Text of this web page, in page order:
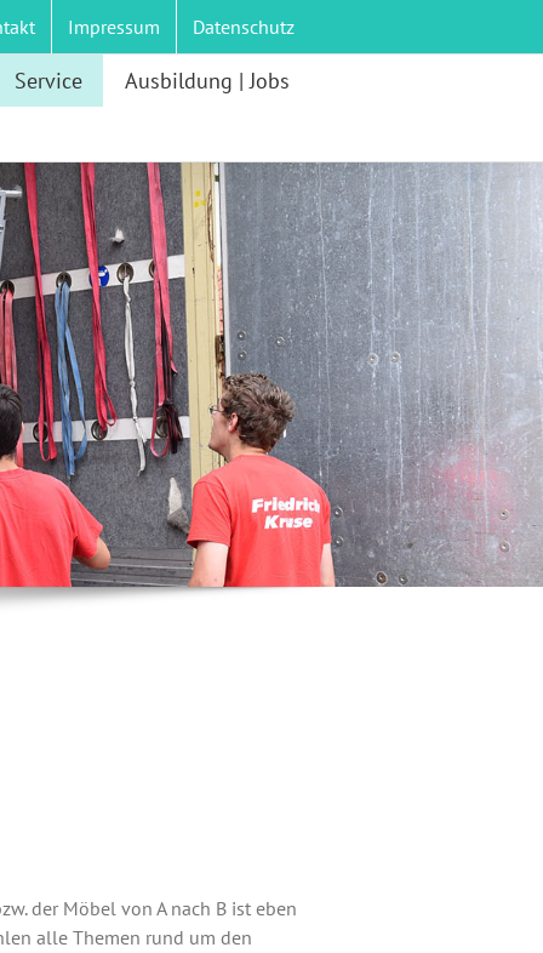
Impressum Datenschutz
Service Ausbildung | Jobs
der Möbel von A nach B ist eben
alle Themen rund um den